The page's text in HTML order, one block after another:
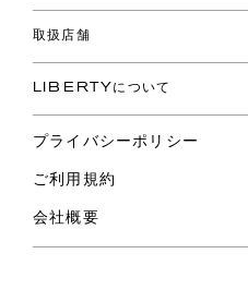
よくあるご質問
ご利用ガイド
コレクション
ファブリックス
バッグ
スカーフ
ウェア
ライフスタイル
スペシャル
取扱店舗
リバティ・ファブリックス
LIBERTYについて
プライバシーポリシー
ご利用規約
会社概要